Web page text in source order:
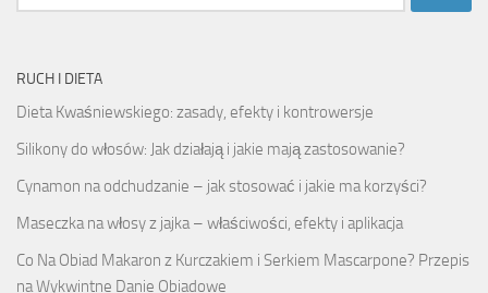
RUCH I DIETA
Dieta Kwaśniewskiego: zasady, efekty i kontrowersje
Silikony do włosów: Jak działają i jakie mają zastosowanie?
Cynamon na odchudzanie – jak stosować i jakie ma korzyści?
Maseczka na włosy z jajka – właściwości, efekty i aplikacja
Co Na Obiad Makaron z Kurczakiem i Serkiem Mascarpone? Przepis
na Wykwintne Danie Obiadowe